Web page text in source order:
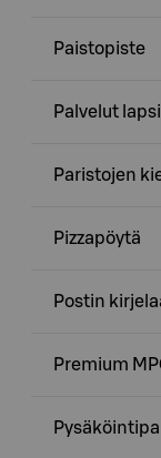
Paistopiste
Palvelut
Paristojen
Pizzapöytä
Postin
Premium